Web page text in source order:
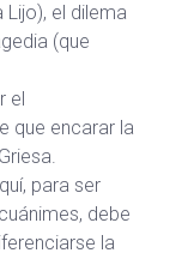
el dilema
(que
el
que encarar la
para ser
debe
la